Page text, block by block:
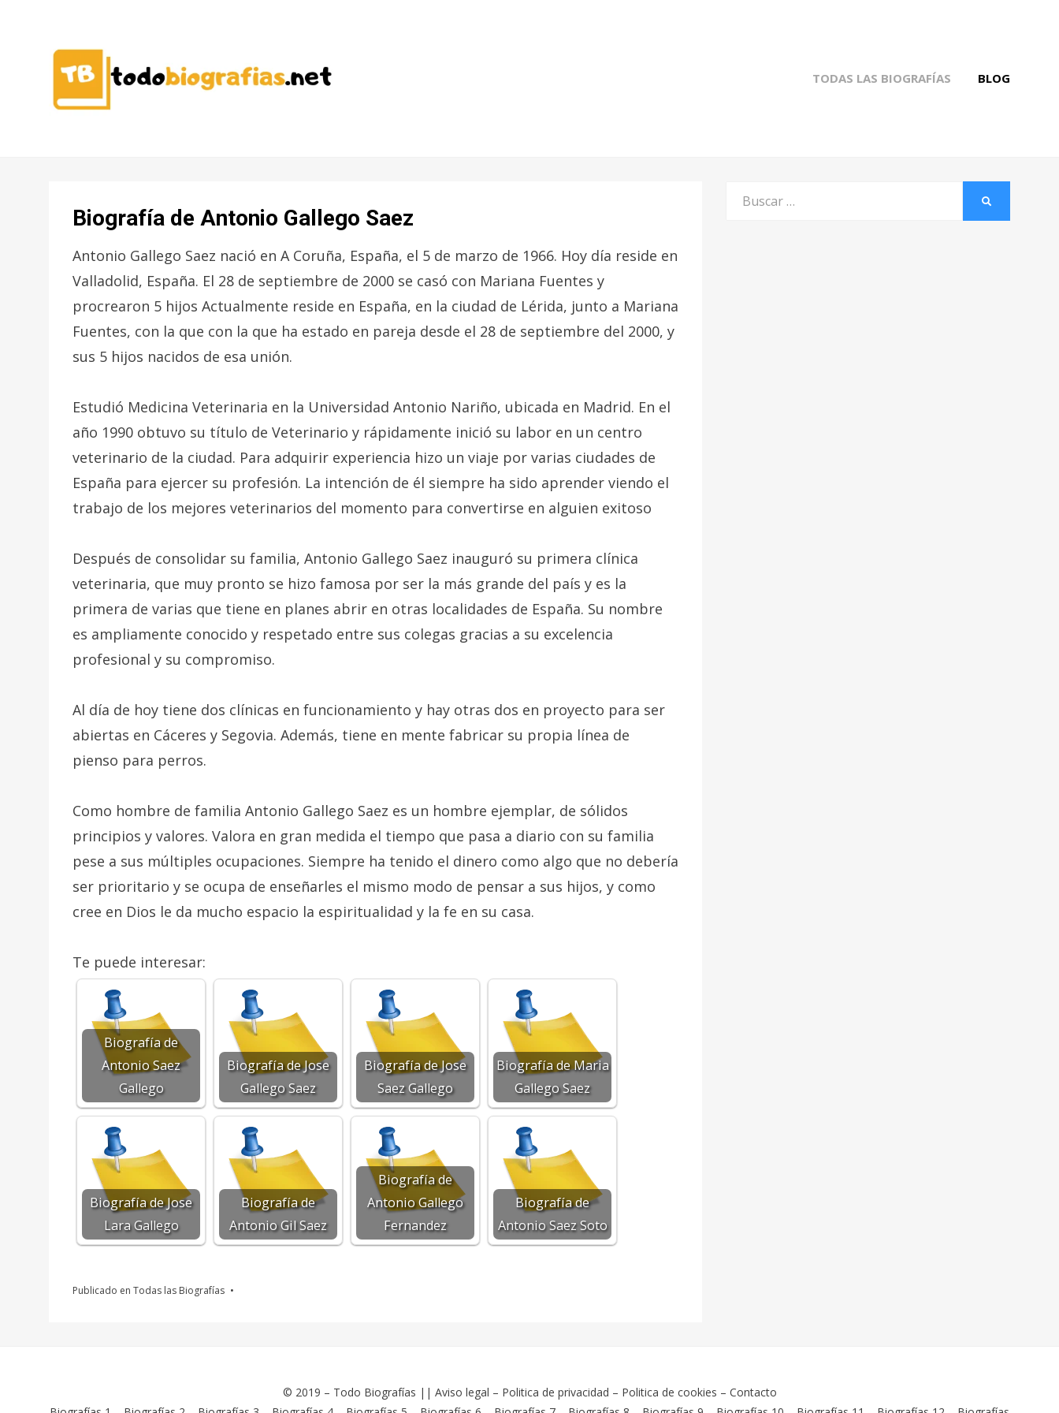
TODAS LAS BIOGRAFÍAS BLOG
Biografía de Antonio Gallego Saez
Antonio Gallego Saez nació en A Coruña, España, el 5 de marzo de 1966. Hoy día reside en
Valladolid, España. El 28 de septiembre de 2000 se casó con Mariana Fuentes y
procrearon 5 hijos Actualmente reside en España, en la ciudad de Lérida, junto a Mariana
Fuentes, con la que con la que ha estado en pareja desde el 28 de septiembre del 2000, y
sus 5 hijos nacidos de esa unión.
Estudió Medicina Veterinaria en la Universidad Antonio Nariño, ubicada en Madrid. En el
año 1990 obtuvo su título de Veterinario y rápidamente inició su labor en un centro
veterinario de la ciudad. Para adquirir experiencia hizo un viaje por varias ciudades de
España para ejercer su profesión. La intención de él siempre ha sido aprender viendo el
trabajo de los mejores veterinarios del momento para convertirse en alguien exitoso
Después de consolidar su familia, Antonio Gallego Saez inauguró su primera clínica
veterinaria, que muy pronto se hizo famosa por ser la más grande del país y es la
primera de varias que tiene en planes abrir en otras localidades de España. Su nombre
es ampliamente conocido y respetado entre sus colegas gracias a su excelencia
profesional y su compromiso.
Al día de hoy tiene dos clínicas en funcionamiento y hay otras dos en proyecto para ser
abiertas en Cáceres y Segovia. Además, tiene en mente fabricar su propia línea de
pienso para perros.
Como hombre de familia Antonio Gallego Saez es un hombre ejemplar, de sólidos
principios y valores. Valora en gran medida el tiempo que pasa a diario con su familia
pese a sus múltiples ocupaciones. Siempre ha tenido el dinero como algo que no debería
ser prioritario y se ocupa de enseñarles el mismo modo de pensar a sus hijos, y como
cree en Dios le da mucho espacio la espiritualidad y la fe en su casa.
Te puede interesar:
Biografía de
Antonio Saez
Gallego
Biografía de Jose
Gallego Saez
Biografía de Jose
Saez Gallego
Biografía de Maria
Gallego Saez
Biografía de Jose
Lara Gallego
Biografía de
Antonio Gil Saez
Biografía de
Antonio Gallego
Fernandez
Biografía de
Antonio Saez Soto
Publicado en Todas las Biografías
Buscar
© 2019 – Todo Biografías || Aviso legal – Politica de privacidad – Politica de cookies – Contacto